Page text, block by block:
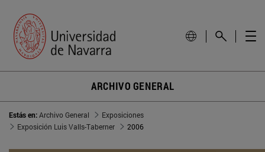
ARCHIVO GENERAL
Estás en:Archivo General
Exposiciones
Exposición Luis Valls-Taberner
2006